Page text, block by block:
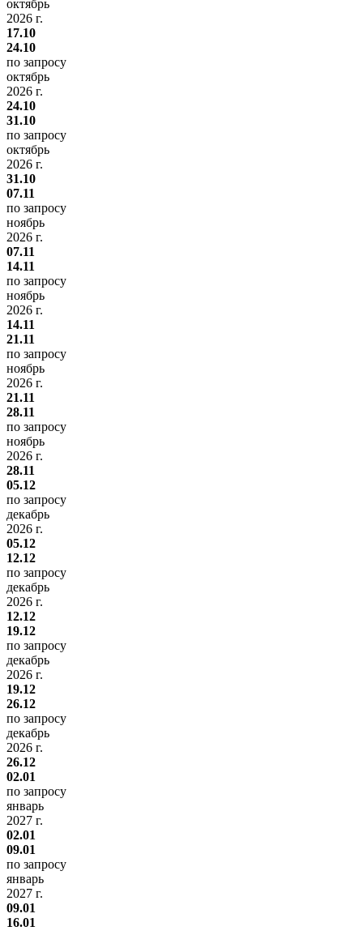
октябрь
2026 г.
17.10
24.10
по запросу
октябрь
2026 г.
24.10
31.10
по запросу
октябрь
2026 г.
31.10
07.11
по запросу
ноябрь
2026 г.
07.11
14.11
по запросу
ноябрь
2026 г.
14.11
21.11
по запросу
ноябрь
2026 г.
21.11
28.11
по запросу
ноябрь
2026 г.
28.11
05.12
по запросу
декабрь
2026 г.
05.12
12.12
по запросу
декабрь
2026 г.
12.12
19.12
по запросу
декабрь
2026 г.
19.12
26.12
по запросу
декабрь
2026 г.
26.12
02.01
по запросу
январь
2027 г.
02.01
09.01
по запросу
январь
2027 г.
09.01
16.01